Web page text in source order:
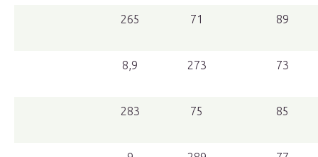
265 71 89
8,9 273 73
283 75 85